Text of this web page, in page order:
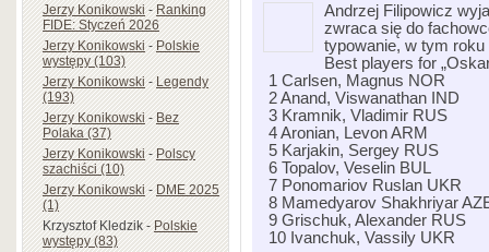
Jerzy Konikowski-Ranking
FIDE: Styczeń 2026
Jerzy Konikowski-Polskie
występy (103)
Jerzy Konikowski-Legendy
(193)
Jerzy Konikowski-Bez
Polaka (37)
Jerzy Konikowski-Polscy
szachiści (10)
Jerzy Konikowski-DME 2025
(1)
Krzysztof Kledzik-Polskie
występy (83)
Andrzej Filipowicz
zwraca się do
typowanie, w tym roku
Best players for
1 Carlsen, Magnus NOR
2 Anand, Viswanathan IND
3 Kramnik, Vladimir RUS
4 Aronian, Levon ARM
5 Karjakin, Sergey RUS
6 Topalov, Veselin BUL
7 Ponomariov Ruslan UKR
8 Mamedyarov Shakhriyar
9 Grischuk, Alexander RUS
10 Ivanchuk, Vassily UKR